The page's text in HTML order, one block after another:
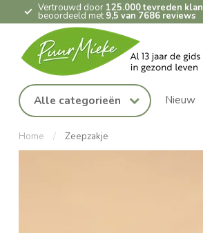
Vertrouwd door 125.000 tevreden
beoordeeld met 9,5 van 7686 reviews
Alle categorieën Nieuw
Home / Zeepzakje